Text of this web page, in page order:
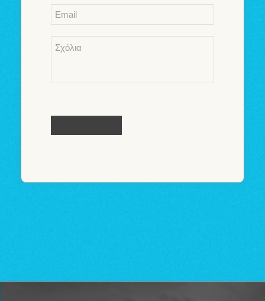
Email *